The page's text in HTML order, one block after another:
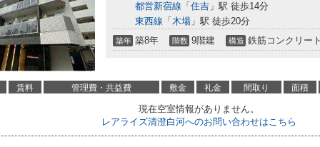
都営新宿線 「 住吉 」駅 徒歩14分
東西線 「 木場 」駅 徒歩20分
築年 築8年 階数 9階建 構造 鉄筋コンクリート
賃料 管理費・共益費 敷金 礼金 間取り 面積
現在空室情報がありません。
レアライズ清澄白河へのお問い合わせはこちら